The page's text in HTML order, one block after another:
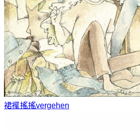
裙襬搖搖vergehen